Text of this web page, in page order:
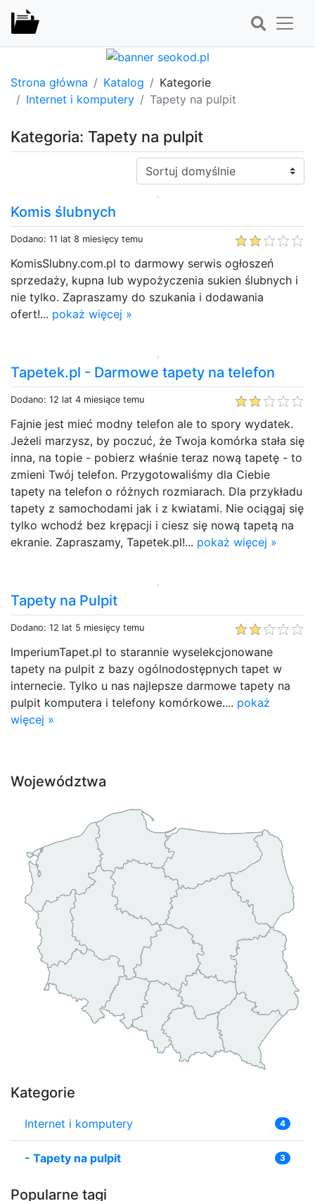
Strona główna Katalog
Kategorie
Internet i komputery
Tapety na pulpit
Kategoria: Tapety na pulpit
Sortuj:
Komis ślubnych
Dodano: 11 lat 8 miesięcy temu
KomisSlubny.com.pl to darmowy serwis ogłoszeń
sprzedaży, kupna lub wypożyczenia sukien ślubnych i
nie tylko. Zapraszamy do szukania i dodawania
ofert!... pokaż więcej »
Tapetek.pl - Darmowe tapety na telefon
Dodano: 12 lat 4 miesiące temu
Fajnie jest mieć modny telefon ale to spory wydatek.
Jeżeli marzysz, by poczuć, że Twoja komórka stała się
inna, na topie - pobierz właśnie teraz nową tapetę - to
zmieni Twój telefon. Przygotowaliśmy dla Ciebie
tapety na telefon o różnych rozmiarach. Dla przykładu
tapety z samochodami jak i z kwiatami. Nie ociągaj się
tylko wchodź bez krępacji i ciesz się nową tapetą na
ekranie. Zapraszamy, Tapetek.pl!... pokaż więcej »
Tapety na Pulpit
Dodano: 12 lat 5 miesięcy temu
ImperiumTapet.pl to starannie wyselekcjonowane
tapety na pulpit z bazy ogólnodostępnych tapet w
internecie. Tylko u nas najlepsze darmowe tapety na
pulpit komputera i telefony komórkowe.... pokaż
więcej »
Województwa
Kategorie
Internet i komputery 4
- Tapety na pulpit 3
Popularne tagi